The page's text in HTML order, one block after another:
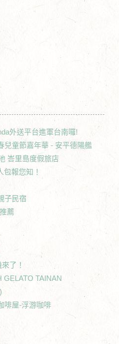
外送平台進軍台南囉!
兒童節嘉年華 - 安平德陽艦
峇里島度假旅店
報您知！
子民宿
薦
了！
GELATO TAINAN
啡屋-浮游咖啡